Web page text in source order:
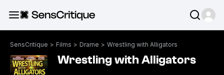
SensCritique > Films > Drame > Wrestling with Alligators
Wrestling with Alligators